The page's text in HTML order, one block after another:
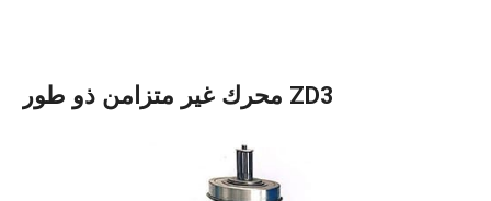
محرك غير متزامن ذو طور ZD3